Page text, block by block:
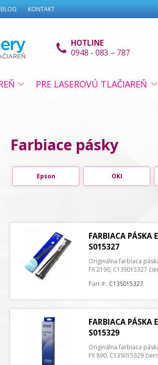
BLOG KONTAKT
HOTLINE
0948 - 083 – 787
PRE LASEROVÚ TLAČIAREŇ
Farbiace pásky
Epson OKI
FARBIACA PÁSKA
S015327
Originálna farbiaca
FX 2190, C13S015327
Part #: C13S015327
FARBIACA PÁSKA
S015329
Originálna farbiaca
FX 890, C13S015329